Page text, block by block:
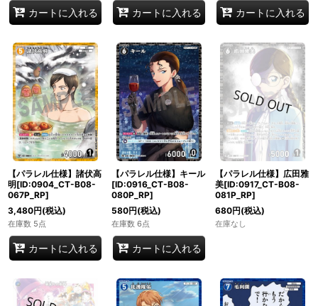
カートに入れる カートに入れる カートに入れる
【パラレル仕様】諸伏高
明[ID:0904_CT-B08-
067P_RP]
3,480円(税込)
在庫数 5点
カートに入れる
【パラレル仕様】キール
[ID:0916_CT-B08-
080P_RP]
580円(税込)
在庫数 6点
カートに入れる
【パラレル仕様】広田雅
美[ID:0917_CT-B08-
081P_RP]
680円(税込)
在庫なし